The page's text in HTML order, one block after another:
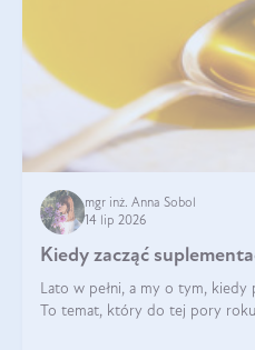
mgr inż. Anna Sobol
14 lip 2026
Kiedy zacząć
Lato w pełni, a my o tym, kiedy
To temat, który do tej pory